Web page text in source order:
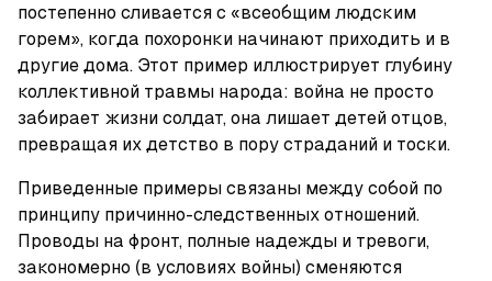
постепенно сливается с «всеобщим людским
горем», когда похоронки начинают приходить и в
другие дома. Этот пример иллюстрирует глубину
коллективной травмы народа: война не просто
забирает жизни солдат, она лишает детей отцов,
превращая их детство в пору страданий и тоски.
Приведенные примеры связаны между собой по
принципу причинно-следственных отношений.
Проводы на фронт, полные надежды и тревоги,
закономерно (в условиях войны) сменяются